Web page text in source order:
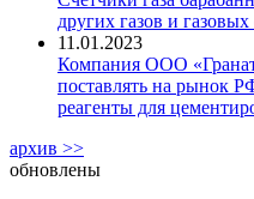
других газов и газовых
11.01.2023
Компания ООО
поставлять на рынок
реагенты для
архив >>
обновлены